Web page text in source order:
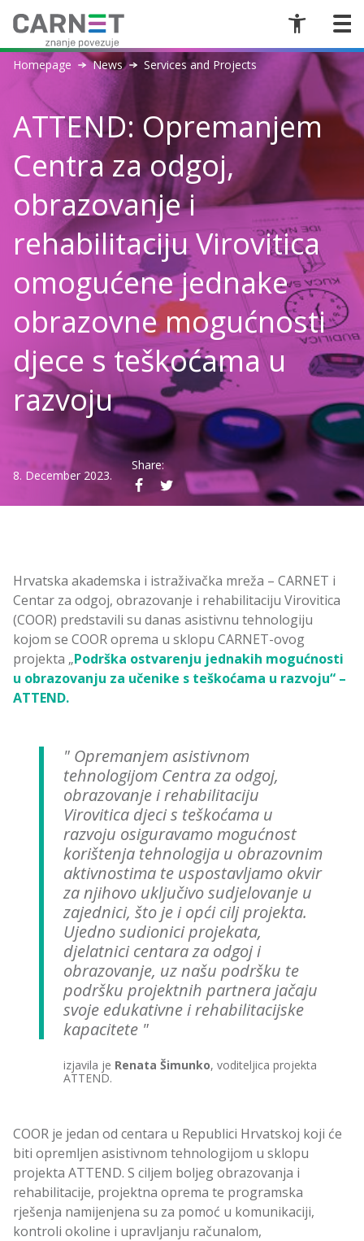
Homepage News Services and Projects
ATTEND: Opremanjem
Centra za odgoj,
obrazovanje i
rehabilitaciju Virovitica
omogućene jednake
obrazovne mogućnosti
djece s teškoćama u
razvoju
8. December 2023.
Share:
Hrvatska akademska i istraživačka mreža – CARNET i
Centar za odgoj, obrazovanje i rehabilitaciju Virovitica
(COOR) predstavili su danas asistivnu tehnologiju
kojom se COOR oprema u sklopu CARNET-ovog
projekta „Podrška ostvarenju jednakih mogućnosti
u obrazovanju za učenike s teškoćama u razvoju“ –
ATTEND.
Opremanjem asistivnom
tehnologijom Centra za odgoj,
obrazovanje i rehabilitaciju
Virovitica djeci s teškoćama u
razvoju osiguravamo mogućnost
korištenja tehnologija u obrazovnim
aktivnostima te uspostavljamo okvir
za njihovo uključivo sudjelovanje u
zajednici, što je i opći cilj projekta.
Ujedno sudionici projekata,
djelatnici centara za odgoj i
obrazovanje, uz našu podršku te
podršku projektnih partnera jačaju
svoje edukativne i rehabilitacijske
kapacitete
izjavila je Renata Šimunko, voditeljica projekta
ATTEND.
COOR je jedan od centara u Republici Hrvatskoj koji će
biti opremljen asistivnom tehnologijom u sklopu
projekta ATTEND. S ciljem boljeg obrazovanja i
rehabilitacije, projektna oprema te programska
rješenja namijenjena su za pomoć u komunikaciji,
kontroli okoline i upravljanju računalom,